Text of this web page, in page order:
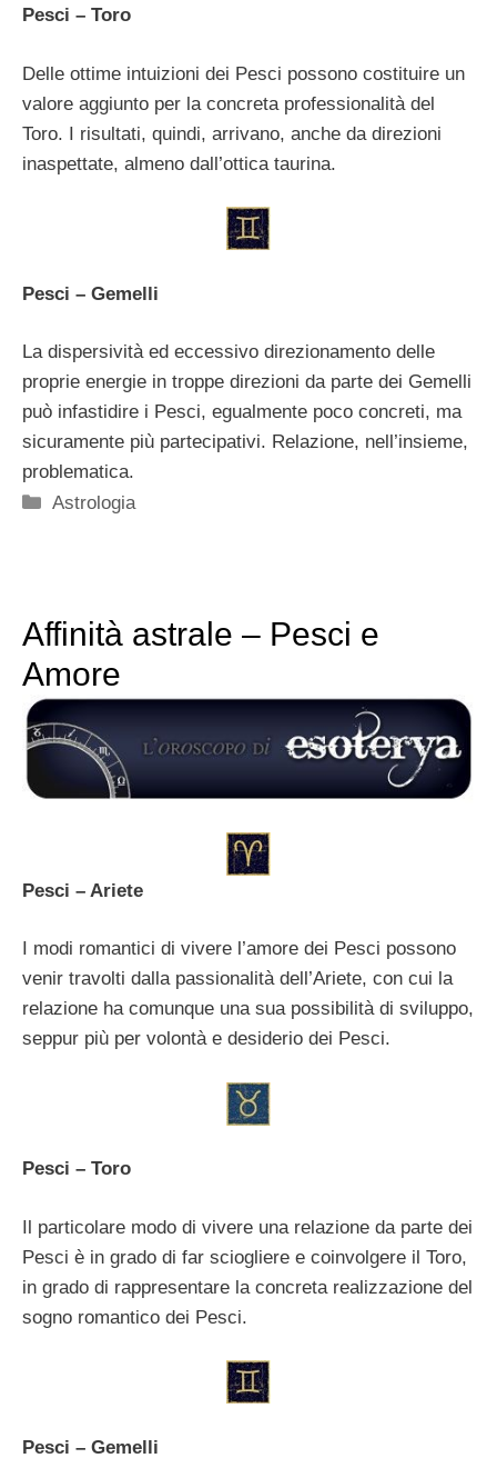
Pesci – Toro
Delle ottime intuizioni dei Pesci possono costituire un
valore aggiunto per la concreta professionalità del
Toro. I risultati, quindi, arrivano, anche da direzioni
inaspettate, almeno dall’ottica taurina.
Pesci – Gemelli
La dispersività ed eccessivo direzionamento delle
proprie energie in troppe direzioni da parte dei Gemelli
può infastidire i Pesci, egualmente poco concreti, ma
sicuramente più partecipativi. Relazione, nell’insieme,
problematica.
Categorie
Astrologia
Affinità astrale – Pesci e
Amore
Pesci – Ariete
I modi romantici di vivere l’amore dei Pesci possono
venir travolti dalla passionalità dell’Ariete, con cui la
relazione ha comunque una sua possibilità di sviluppo,
seppur più per volontà e desiderio dei Pesci.
Pesci – Toro
Il particolare modo di vivere una relazione da parte dei
Pesci è in grado di far sciogliere e coinvolgere il Toro,
in grado di rappresentare la concreta realizzazione del
sogno romantico dei Pesci.
Pesci – Gemelli